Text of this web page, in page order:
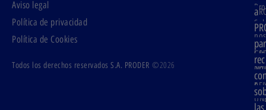
Aviso legal
Política de privacidad
Política de Cookies
Todos los derechos reservados S.A. PRODER ©2026
y
a